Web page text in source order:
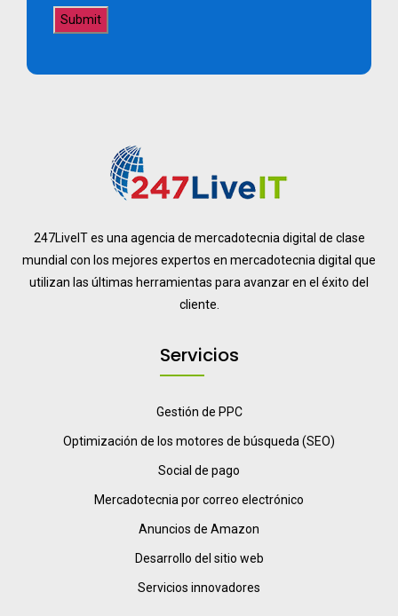
247LiveIT es una agencia de mercadotecnia digital de clase
mundial con los mejores expertos en mercadotecnia digital que
utilizan las últimas herramientas para avanzar en el éxito del
cliente.
Servicios
Gestión de PPC
Optimización de los motores de búsqueda (SEO)
Social de pago
Mercadotecnia por correo electrónico
Anuncios de Amazon
Desarrollo del sitio web
Servicios innovadores